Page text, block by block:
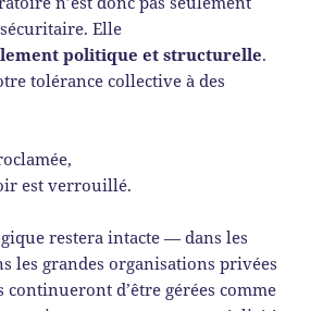
Elle
politique et structurelle.
tolérance collective à des
est verrouillé.
restera intacte — dans les
les grandes organisations privées
d’être gérées comme